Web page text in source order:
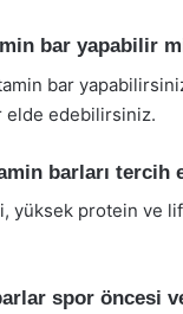
bar yapabilir
bar
elde edebilirsiniz.
barları tercih
yüksek protein ve
spor öncesi